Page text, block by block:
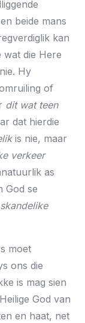
beide mans
kan
wat die Here
Hy
of
dit wat teen
dat hierdie
is nie, maar
verkeer
as
God se
skandelike
moet
ons die
is mag sien
God van
en haat, net